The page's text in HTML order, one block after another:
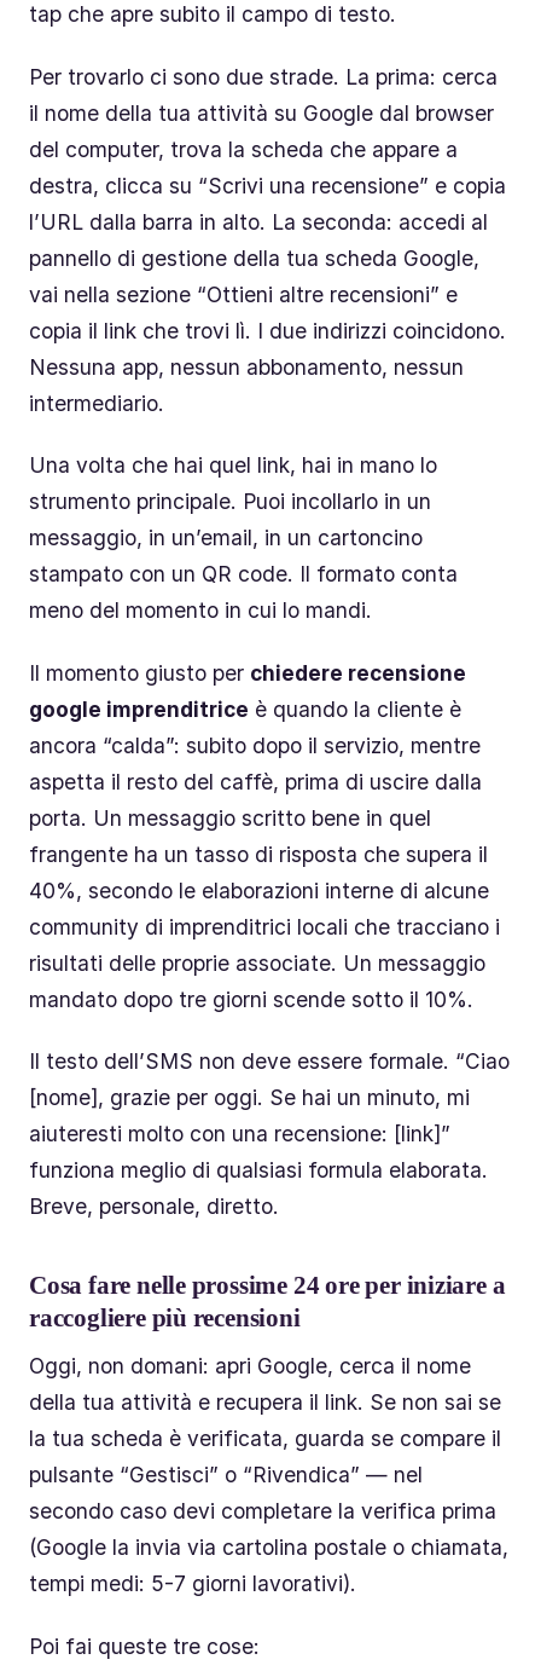
tap che apre subito il campo di testo.
Per trovarlo ci sono due strade. La prima: cerca
il nome della tua attività su Google dal browser
del computer, trova la scheda che appare a
destra, clicca su “Scrivi una recensione” e copia
l’URL dalla barra in alto. La seconda: accedi al
pannello di gestione della tua scheda Google,
vai nella sezione “Ottieni altre recensioni” e
copia il link che trovi lì. I due indirizzi coincidono.
Nessuna app, nessun abbonamento, nessun
intermediario.
Una volta che hai quel link, hai in mano lo
strumento principale. Puoi incollarlo in un
messaggio, in un’email, in un cartoncino
stampato con un QR code. Il formato conta
meno del momento in cui lo mandi.
Il momento giusto per chiedere recensione
google imprenditrice è quando la cliente è
ancora “calda”: subito dopo il servizio, mentre
aspetta il resto del caffè, prima di uscire dalla
porta. Un messaggio scritto bene in quel
frangente ha un tasso di risposta che supera il
40%, secondo le elaborazioni interne di alcune
community di imprenditrici locali che tracciano i
risultati delle proprie associate. Un messaggio
mandato dopo tre giorni scende sotto il 10%.
Il testo dell’SMS non deve essere formale. “Ciao
[nome], grazie per oggi. Se hai un minuto, mi
aiuteresti molto con una recensione: [link]”
funziona meglio di qualsiasi formula elaborata.
Breve, personale, diretto.
Cosa fare nelle prossime 24 ore per iniziare a
raccogliere più recensioni
Oggi, non domani: apri Google, cerca il nome
della tua attività e recupera il link. Se non sai se
la tua scheda è verificata, guarda se compare il
pulsante “Gestisci” o “Rivendica” — nel
secondo caso devi completare la verifica prima
(Google la invia via cartolina postale o chiamata,
tempi medi: 5-7 giorni lavorativi).
Poi fai queste tre cose: